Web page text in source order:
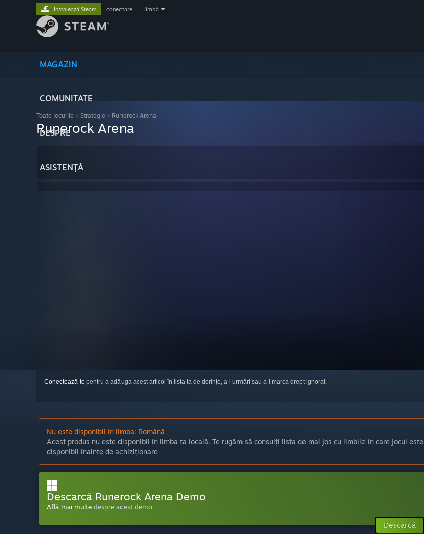
MAGAZIN
COMUNITATE
DESPRE
ASISTENȚĂ
Instalează Steam conectare limbă
Toate jocurile > Strategie > Runerock Arena
Runerock Arena
Conectează-te pentru a adăuga acest articol în lista ta de dorințe, a-l urmări sau a-l marca drept ignorat.
Nu este disponibil în limba: Română
Acest produs nu este disponibil în limba ta locală. Te rugăm să consulți lista de mai jos cu limbile în care jocul este
disponibil înainte de achiziționare
Descarcă Runerock Arena Demo
Află mai multe despre acest demo
Descarcă